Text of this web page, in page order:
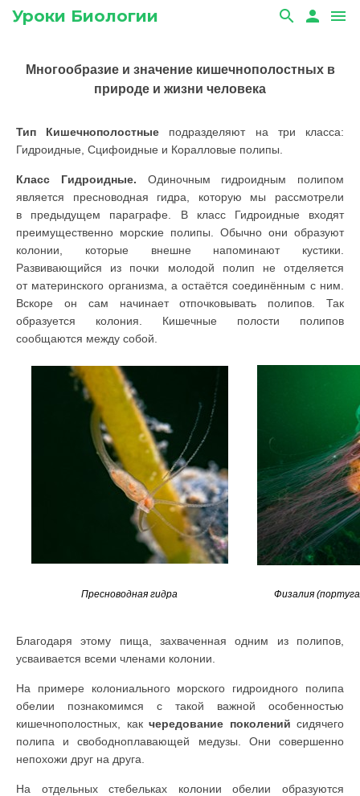
Уроки Биологии search person menu
Многообразие и значение кишечнополостных в
природе и жизни человека
Тип Кишечнополостные подразделяют на три класса:
Гидроидные, Сцифоидные и Коралловые полипы.
Класс Гидроидные. Одиночным гидроидным полипом
является пресноводная гидра, которую мы рассмотрели
в предыдущем параграфе. В класс Гидроидные входят
преимущественно морские полипы. Обычно они образуют
колонии, которые внешне напоминают кустики.
Развивающийся из почки молодой полип не отделяется
от материнского организма, а остаётся соединённым с ним.
Вскоре он сам начинает отпочковывать полипов. Так
образуется колония. Кишечные полости полипов
сообщаются между собой.
Пресноводная гидра Физалия
Благодаря этому пища, захваченная одним из полипов,
усваивается всеми членами колонии.
На примере колониального морского гидроидного полипа
обелии познакомимся с такой важной особенностью
кишечнополостных, как чередование поколений сидячего
полипа и свободноплавающей медузы. Они совершенно
непохожи друг на друга.
На отдельных стебельках колонии обелии образуются